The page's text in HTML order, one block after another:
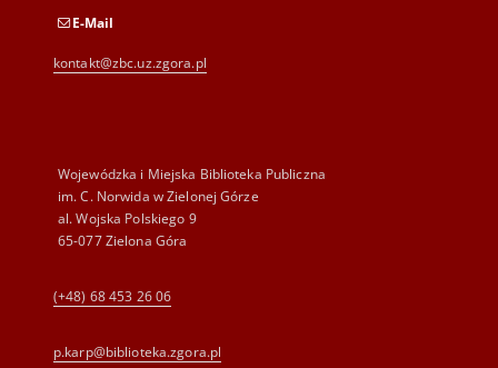
E-Mail
kontakt@zbc.uz.zgora.pl
Wojewódzka i Miejska Biblioteka Publiczna
im. C. Norwida w Zielonej Górze
al. Wojska Polskiego 9
65-077 Zielona Góra
(+48) 68 453 26 06
p.karp@biblioteka.zgora.pl